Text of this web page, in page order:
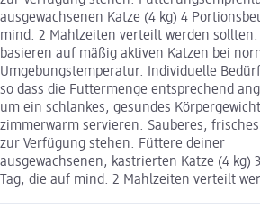
ausgewachsenen Katze (4 kg) 4
mind. 2 Mahlzeiten verteilt werden sollten.
basieren auf mäßig aktiven Katzen bei
Umgebungstemperatur. Individuelle
so dass die Futtermenge entsprechend
um ein schlankes, gesundes
zimmerwarm servieren. Sauberes,
zur Verfügung stehen. Füttere deiner
ausgewachsenen, kastrierten Katze (4 kg)
Tag, die auf mind. 2 Mahlzeiten verteilt